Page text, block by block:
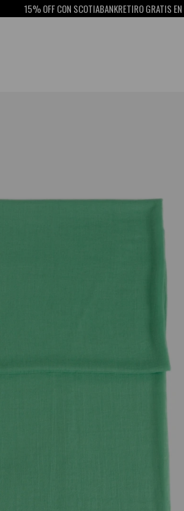
15% OFF CON SCOTIABANKRETIRO GRATIS EN PICK UP